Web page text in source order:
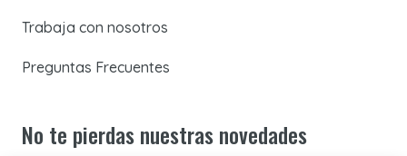
Trabaja con nosotros
Preguntas Frecuentes
No te pierdas nuestras novedades